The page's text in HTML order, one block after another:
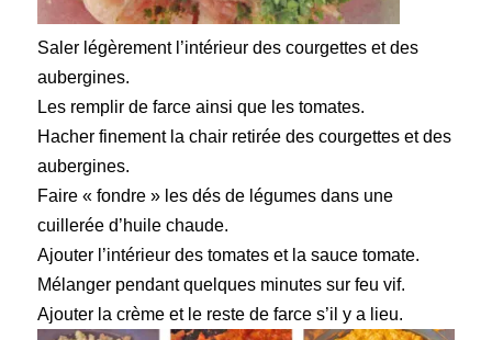
Saler légèrement l’intérieur des courgettes et des
aubergines.
Les remplir de farce ainsi que les tomates.
Hacher finement la chair retirée des courgettes et des
aubergines.
Faire « fondre » les dés de légumes dans une
cuillerée d’huile chaude.
Ajouter l’intérieur des tomates et la sauce tomate.
Mélanger pendant quelques minutes sur feu vif.
Ajouter la crème et le reste de farce s’il y a lieu.